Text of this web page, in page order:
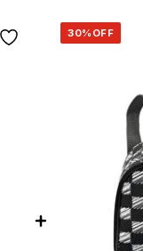
30% OFF